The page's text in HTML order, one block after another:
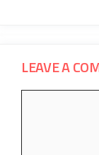
LEAVE A